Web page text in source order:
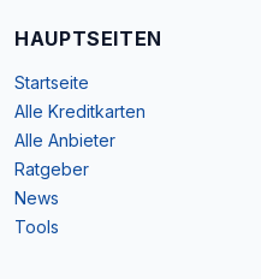
HAUPTSEITEN
Startseite
Alle Kreditkarten
Alle Anbieter
Ratgeber
News
Tools